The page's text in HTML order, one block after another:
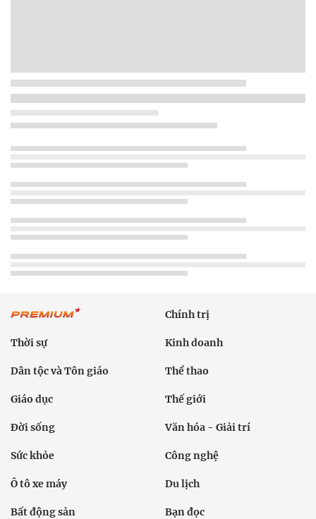
Chính trị
Thời sự Kinh doanh
Dân tộc và Tôn giáo Thể thao
Giáo dục Thế giới
Đời sống Văn hóa - Giải trí
Sức khỏe Công nghệ
Ô tô xe máy Du lịch
Bất động sản Bạn đọc